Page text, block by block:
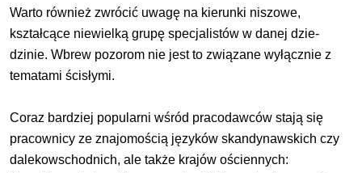
Warto również zwrócić uwagę na kierunki niszowe,
kształcące niewielką grupę specjalistów w danej dzie­
dzinie. Wbrew pozorom nie jest to związane wyłącznie z
tematami ścisłymi.
Coraz bardziej popularni wśród pra­codawców stają się
pracownicy ze znajomością języków skandynawskich czy
dalekowschodnich, ale także krajów ościennych: